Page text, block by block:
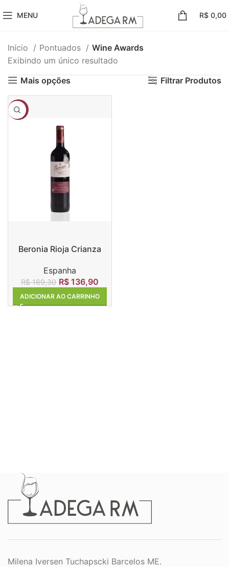
MENU R$ 0,00
Início Pontuados
Wine Awards
Exibindo um único resultado
Mais opções
Filtrar Produtos
-19%
Beronia Rioja Crianza
Espanha
R$169,30 R$ 136,90
ADICIONAR AO CARRINHO
Milena Iversen Tuchapscki Barcelos ME.